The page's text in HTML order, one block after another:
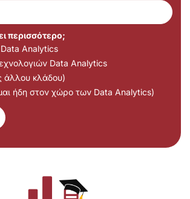
περισσότερο;
Analytics
Data Analytics
άλλου κλάδου)
ήδη στον χώρο των Data Analytics)